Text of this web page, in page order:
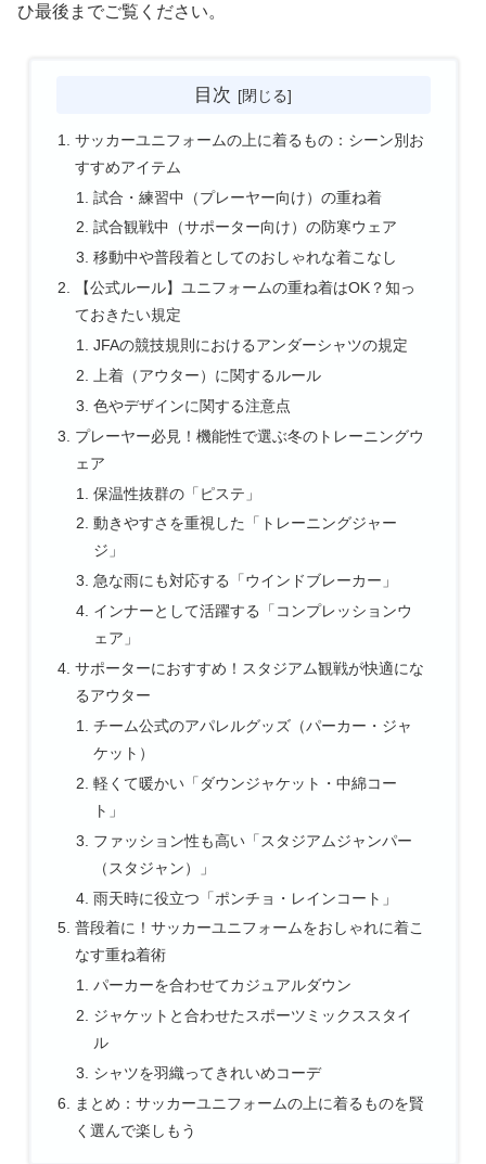
ひ最後までご覧ください。
目次
サッカーユニフォームの上に着るもの：シーン別お
すすめアイテム
試合・練習中（プレーヤー向け）の重ね着
試合観戦中（サポーター向け）の防寒ウェア
移動中や普段着としてのおしゃれな着こなし
【公式ルール】ユニフォームの重ね着はOK？知っ
ておきたい規定
JFAの競技規則におけるアンダーシャツの規定
上着（アウター）に関するルール
色やデザインに関する注意点
プレーヤー必見！機能性で選ぶ冬のトレーニングウ
ェア
保温性抜群の「ピステ」
動きやすさを重視した「トレーニングジャー
ジ」
急な雨にも対応する「ウインドブレーカー」
インナーとして活躍する「コンプレッションウ
ェア」
サポーターにおすすめ！スタジアム観戦が快適にな
るアウター
チーム公式のアパレルグッズ（パーカー・ジャ
ケット）
軽くて暖かい「ダウンジャケット・中綿コー
ト」
ファッション性も高い「スタジアムジャンパー
（スタジャン）」
雨天時に役立つ「ポンチョ・レインコート」
普段着に！サッカーユニフォームをおしゃれに着こ
なす重ね着術
パーカーを合わせてカジュアルダウン
ジャケットと合わせたスポーツミックススタイ
ル
シャツを羽織ってきれいめコーデ
まとめ：サッカーユニフォームの上に着るものを賢
く選んで楽しもう